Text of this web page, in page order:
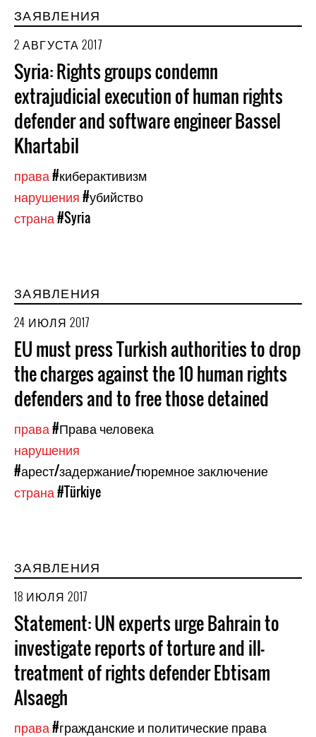
ЗАЯВЛЕНИЯ
2 АВГУСТА 2017
Syria: Rights groups condemn
extrajudicial execution of human rights
defender and software engineer Bassel
Khartabil
права#киберактивизм
нарушения#убийство
страна#Syria
ЗАЯВЛЕНИЯ
24 ИЮЛЯ 2017
EU must press Turkish authorities to drop
the charges against the 10 human rights
defenders and to free those detained
права#Права человека
нарушения
#арест/задержание/тюремное заключение
страна#Türkiye
ЗАЯВЛЕНИЯ
18 ИЮЛЯ 2017
Statement: UN experts urge Bahrain to
investigate reports of torture and ill-
treatment of rights defender Ebtisam
Alsaegh
права#гражданские и политические права